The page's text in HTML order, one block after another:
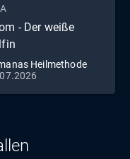
- Der weiße
Heilmethode